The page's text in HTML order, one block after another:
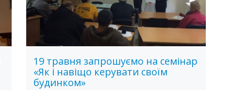
19 травня запрошуємо на семінар
«Як і навіщо керувати своїм
будинком»